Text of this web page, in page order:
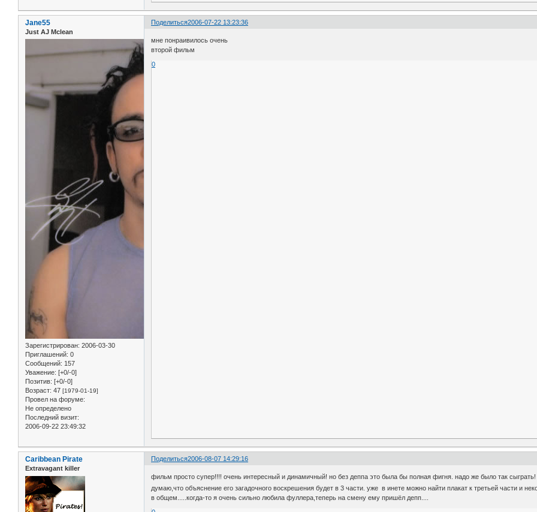
Поделиться2006-07-22 13:23:36
Jane55
Just AJ Mclean
Зарегистрирован: 2006-03-30
Приглашений: 0
Сообщений: 157
Уважение: [+0/-0]
Позитив: [+0/-0]
Возраст: 47 [1979-01-19]
Провел на форуме:
Не определено
Последний визит:
2006-09-22 23:49:32
мне понраивилось очень
второй фильм
0
Поделиться2006-08-07 14:29:16
Caribbean Pirate
Extravagant killer
фильм просто супер!!!! очень интересный и динамичный! но без деппа это была бы полная фигня. надо же было так
думаю,что объяснение его загадочного воскрешения будет в 3 части. уже в инете можно найти плакат к третьей части и
в общем.....когда-то я очень сильно любила фуллера,теперь на смену ему пришёл депп....